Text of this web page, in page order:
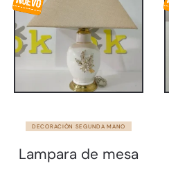
DECORACIÓN SEGUNDA MANO
Lampara de mesa